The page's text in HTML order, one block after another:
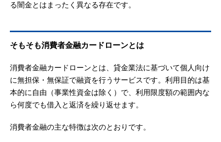
る闇金とはまったく異なる存在です。
そもそも消費者金融カードローンとは
消費者金融カードローンとは、貸金業法に基づいて個人向け
に無担保・無保証で融資を行うサービスです。利用目的は基
本的に自由（事業性資金は除く）で、利用限度額の範囲内な
ら何度でも借入と返済を繰り返せます。
消費者金融の主な特徴は次のとおりです。